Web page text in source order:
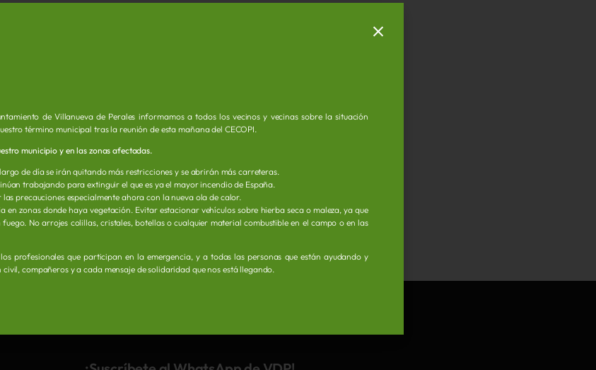
de Villanueva de Perales informamos a todos los vecinos y vecinas sobre la situación
término municipal tras la reunión de esta mañana del CECOPI.
municipio y en las zonas afectadas.
de día se irán quitando más restricciones y se abrirán más carreteras.
trabajando para extinguir el que es ya el mayor incendio de España.
precauciones especialmente ahora con la nueva ola de calor.
en zonas donde haya vegetación. Evitar estacionar vehículos sobre hierba seca o maleza, ya que
No arrojes colillas, cristales, botellas o cualquier material combustible en el campo o en las
profesionales que participan en la emergencia, y a todas las personas que están ayudando y
compañeros y a cada mensaje de solidaridad que nos está llegando.